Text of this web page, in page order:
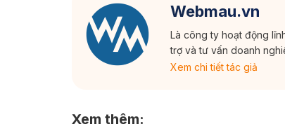
Webmau.vn
Là công ty hoạt động
trợ và tư vấn doanh
Xem chi tiết tác giả
Xem thêm: